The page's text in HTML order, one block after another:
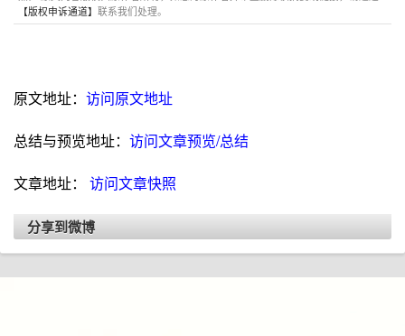
【版权申诉通道】 联系我们处理。
原文地址： 访问原文地址
总结与预览地址： 访问文章预览/总结
文章地址： 访问文章快照
分享到微博